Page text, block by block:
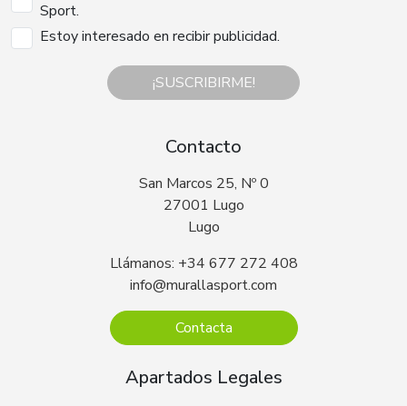
Sport.
Estoy interesado en recibir publicidad.
¡SUSCRIBIRME!
Contacto
San Marcos 25, Nº 0
27001 Lugo
Lugo
Llámanos: +34 677 272 408
info@murallasport.com
Contacta
Apartados Legales